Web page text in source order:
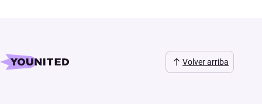
Volver arriba